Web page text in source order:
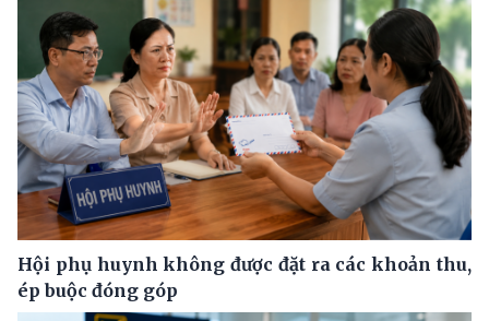
Hội phụ huynh không được đặt ra các khoản thu,
ép buộc đóng góp